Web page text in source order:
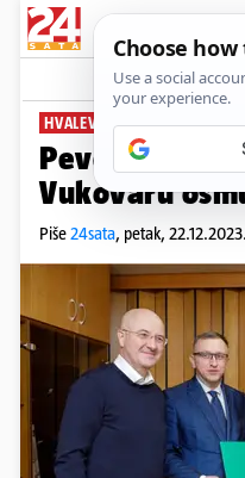
HVALEVRIJEDAN POTEZ
Pevex donira
Vukovaru
Piše24sata, petak,